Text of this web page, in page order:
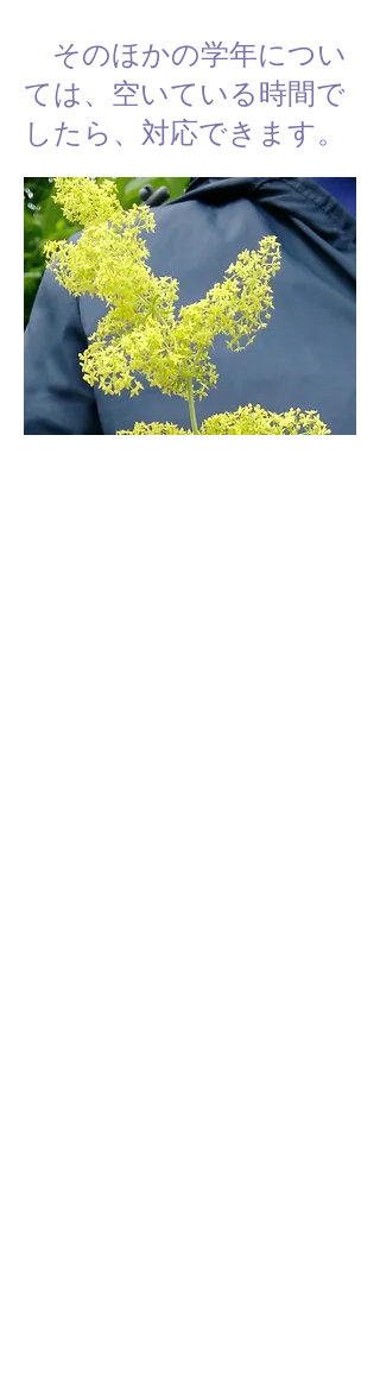
そのほかの学年につい
ては、空いている時間で
したら、対応できます。